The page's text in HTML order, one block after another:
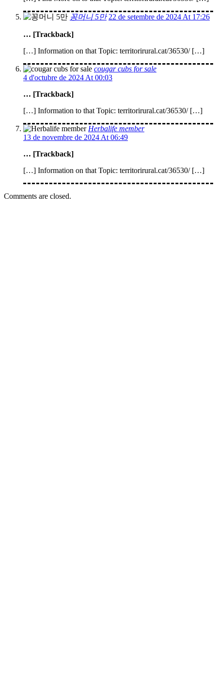
꽁머니 5만 22 de setembre de 2024 At 17:26
… [Trackback]
[…] Information on that Topic: territorirural.cat/36530/ […]
cougar cubs for sale
4 d'octubre de 2024 At 00:03
… [Trackback]
[…] Information to that Topic: territorirural.cat/36530/ […]
Herbalife member
13 de novembre de 2024 At 06:49
… [Trackback]
[…] Information on that Topic: territorirural.cat/36530/ […]
Comments are closed.